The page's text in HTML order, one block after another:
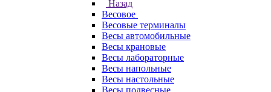
Назад
Весовое
Весовые терминалы
Весы автомобильные
Весы крановые
Весы лабораторные
Весы напольные
Весы настольные
Весы подвесные